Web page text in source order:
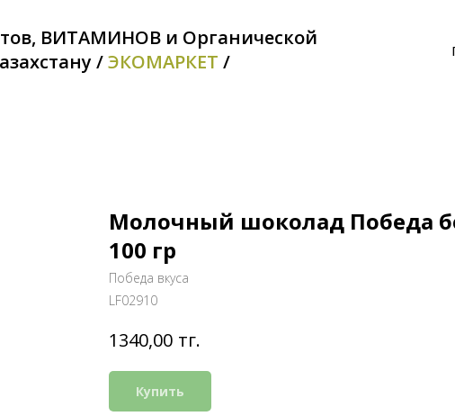
ВИТАМИНОВ и Органической
/ЭКОМАРКЕТ /
Молочный шоколад Победа
100 гр
Победа вкуса
LF02910
1340,00 тг.
Купить